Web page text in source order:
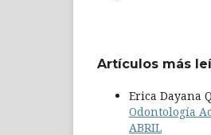
Artículos más
Erica Dayana
Odontología
ABRIL